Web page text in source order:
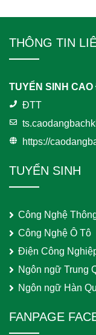
THÔNG TIN
TUYỂN SINH
ĐTT
https://
TUYỂN SINH
Công Nghệ
Công Nghệ Ô Tô
Điện Công
Ngôn ngữ Trung
Ngôn ngữ Hàn
FANPAGE